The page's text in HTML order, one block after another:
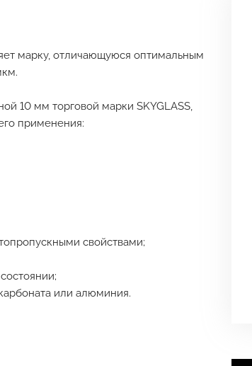
марку, отличающуюся оптимальным
10 мм торговой марки SKYGLASS,
применения:
свойствами;
или алюминия.